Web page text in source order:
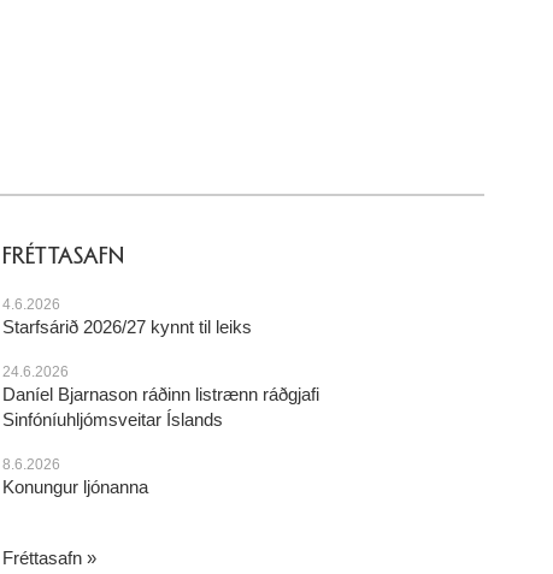
FRÉTTASAFN
4.6.2026
Starfsárið 2026/27 kynnt til leiks
24.6.2026
Daníel Bjarnason ráðinn listrænn ráðgjafi
Sinfóníuhljómsveitar Íslands
8.6.2026
Konungur ljónanna
Fréttasafn